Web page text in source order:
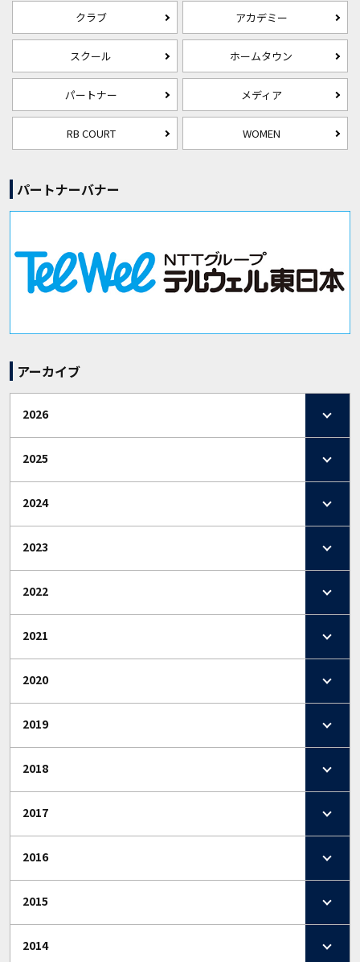
クラブ アカデミー
スクール ホームタウン
パートナー メディア
RB COURT WOMEN
パートナーバナー
アーカイブ
2026
2025
2024
2023
2022
2021
2020
2019
2018
2017
2016
2015
2014